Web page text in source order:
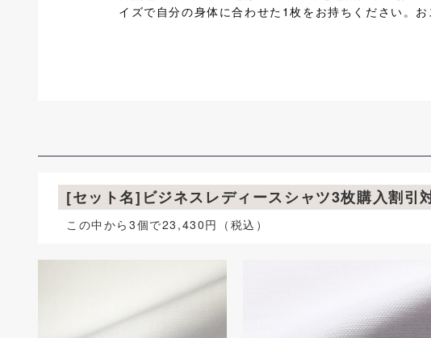
イズで自分の身体に合わせた1枚をお持ちください。
[セット名]ビジネスレディースシャツ3枚購入割引
この中から3個で23,430円（税込）